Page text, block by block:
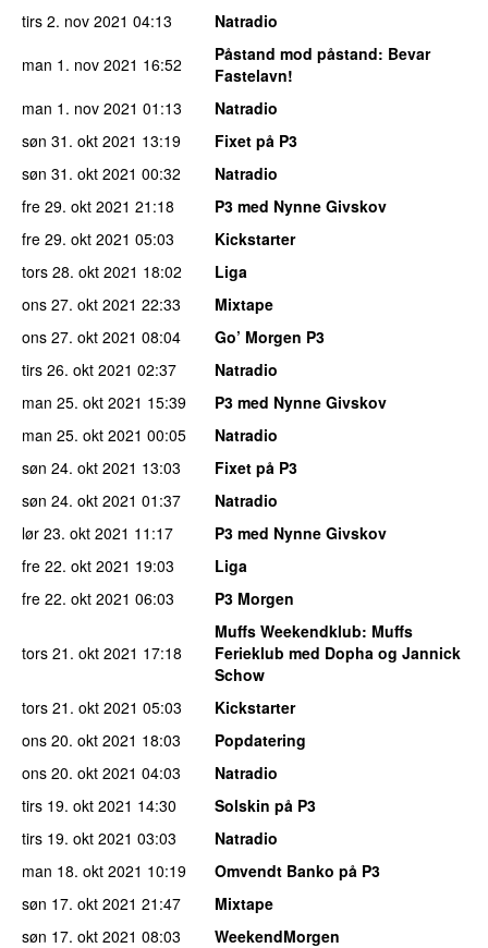
tirs 2. nov 2021 04:13
Natradio
man 1. nov 2021 16:52 Påstand mod påstand: Bevar
Fastelavn!
man 1. nov 2021 01:13
Natradio
søn 31. okt 2021 13:19
Fixet på P3
søn 31. okt 2021 00:32
Natradio
fre 29. okt 2021 21:18
P3 med Nynne Givskov
fre 29. okt 2021 05:03
Kickstarter
tors 28. okt 2021 18:02
Liga
ons 27. okt 2021 22:33
Mixtape
ons 27. okt 2021 08:04
Go’ Morgen P3
tirs 26. okt 2021 02:37
Natradio
man 25. okt 2021 15:39
P3 med Nynne Givskov
man 25. okt 2021 00:05
Natradio
søn 24. okt 2021 13:03
Fixet på P3
søn 24. okt 2021 01:37
Natradio
lør 23. okt 2021 11:17
P3 med Nynne Givskov
fre 22. okt 2021 19:03
Liga
fre 22. okt 2021 06:03 P3 Morgen
tors 21. okt 2021 17:18
Muffs Weekendklub: Muffs
Ferieklub med Dopha og Jannick
Schow
tors 21. okt 2021 05:03
Kickstarter
ons 20. okt 2021 18:03
Popdatering
ons 20. okt 2021 04:03
Natradio
tirs 19. okt 2021 14:30
Solskin på P3
tirs 19. okt 2021 03:03
Natradio
man 18. okt 2021 10:19
Omvendt Banko på P3
søn 17. okt 2021 21:47
Mixtape
søn 17. okt 2021 08:03
WeekendMorgen